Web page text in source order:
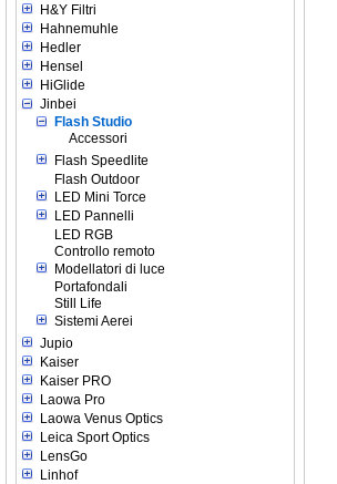
H&Y Filtri
Hahnemuhle
Hedler
Hensel
HiGlide
Jinbei
Flash Studio
Accessori
Flash Speedlite
Flash Outdoor
LED Mini Torce
LED Pannelli
LED RGB
Controllo remoto
Modellatori di luce
Portafondali
Still Life
Sistemi Aerei
Jupio
Kaiser
Kaiser PRO
Laowa Pro
Laowa Venus Optics
Leica Sport Optics
LensGo
Linhof